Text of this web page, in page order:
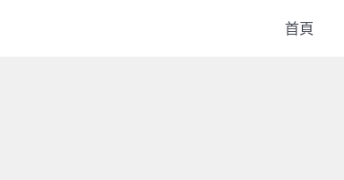
首頁